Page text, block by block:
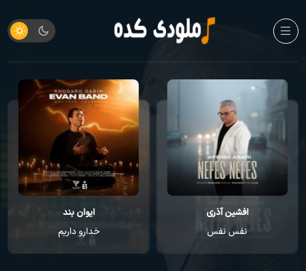
افشین آذری
نفس نفس
ایوان بند
خدارو داریم